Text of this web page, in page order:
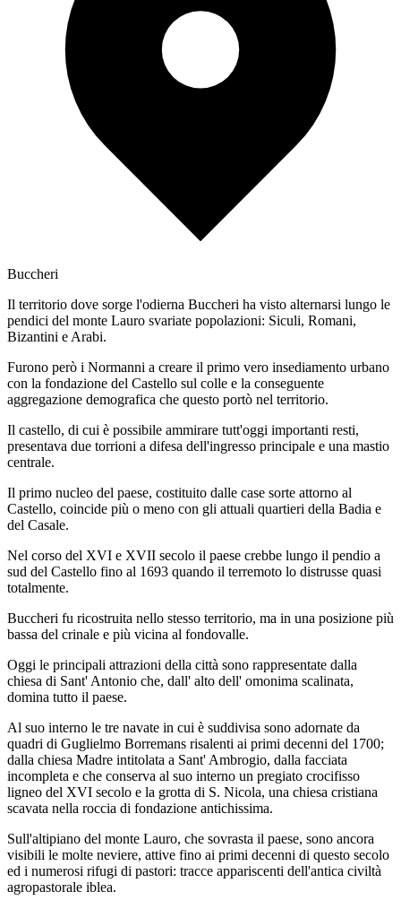
Buccheri
Il territorio dove sorge l'odierna Buccheri ha visto alternarsi lungo le
pendici del monte Lauro svariate popolazioni: Siculi, Romani,
Bizantini e Arabi.
Furono però i Normanni a creare il primo vero insediamento urbano
con la fondazione del Castello sul colle e la conseguente
aggregazione demografica che questo portò nel territorio.
Il castello, di cui è possibile ammirare tutt'oggi importanti resti,
presentava due torrioni a difesa dell'ingresso principale e una mastio
centrale.
Il primo nucleo del paese, costituito dalle case sorte attorno al
Castello, coincide più o meno con gli attuali quartieri della Badia e
del Casale.
Nel corso del XVI e XVII secolo il paese crebbe lungo il pendio a
sud del Castello fino al 1693 quando il terremoto lo distrusse quasi
totalmente.
Buccheri fu ricostruita nello stesso territorio, ma in una posizione più
bassa del crinale e più vicina al fondovalle.
Oggi le principali attrazioni della città sono rappresentate dalla
chiesa di Sant' Antonio che, dall' alto dell' omonima scalinata,
domina tutto il paese.
Al suo interno le tre navate in cui è suddivisa sono adornate da
quadri di Guglielmo Borremans risalenti ai primi decenni del 1700;
dalla chiesa Madre intitolata a Sant' Ambrogio, dalla facciata
incompleta e che conserva al suo interno un pregiato crocifisso
ligneo del XVI secolo e la grotta di S. Nicola, una chiesa cristiana
scavata nella roccia di fondazione antichissima.
Sull'altipiano del monte Lauro, che sovrasta il paese, sono ancora
visibili le molte neviere, attive fino ai primi decenni di questo secolo
ed i numerosi rifugi di pastori: tracce appariscenti dell'antica civiltà
agropastorale iblea.